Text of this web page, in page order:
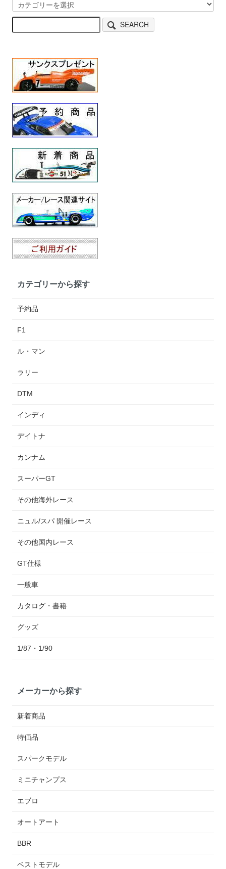
SEARCH
カテゴリーから探す
予約品
F1
ル・マン
ラリー
DTM
インディ
デイトナ
カンナム
スーパーGT
その他海外レース
ニュル/スパ 開催レース
その他国内レース
GT仕様
一般車
カタログ・書籍
グッズ
1/87・1/90
メーカーから探す
新着商品
特価品
スパークモデル
ミニチャンプス
エブロ
オートアート
BBR
ベストモデル